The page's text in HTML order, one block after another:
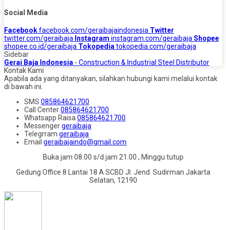
Social Media
Facebookfacebook.com/geraibajaindonesia Twitter
twitter.com/geraibaja Instagram instagram.com/geraibaja Shopee
shopee.co.id/geraibaja Tokopedia tokopedia.com/geraibaja
Sidebar
Gerai Baja Indonesia - Construction & Industrial Steel Distributor
Kontak Kami
Apabila ada yang ditanyakan, silahkan hubungi kami melalui kontak
di bawah ini.
SMS 085864621700
Call Center085864621700
Whatsapp Raisa 085864621700
Messengergeraibaja
Telegrram geraibaja
Email geraibajaindo@gmail.com
Buka jam 08.00 s/d jam 21.00 , Minggu tutup
Gedung Office 8 Lantai 18 A SCBD Jl. Jend. Sudirman Jakarta
Selatan, 12190